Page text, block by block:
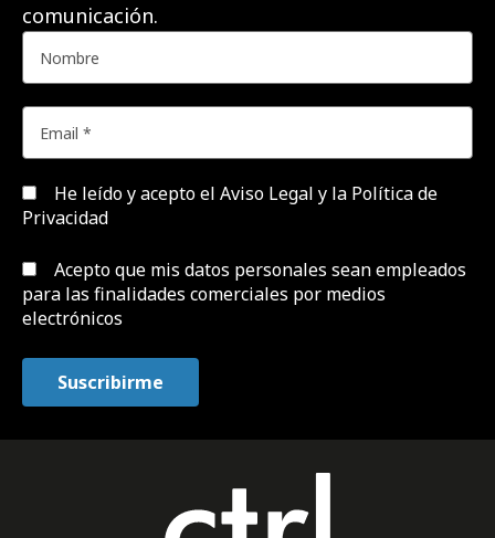
comunicación.
He leído y acepto el Aviso Legal y la Política de
Privacidad
Acepto que mis datos personales sean empleados
para las finalidades comerciales por medios
electrónicos